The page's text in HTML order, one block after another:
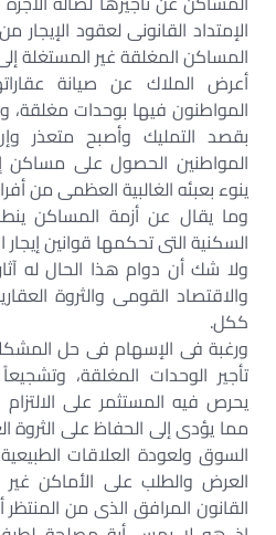
الإمتداد القانونى لعقود
المساكن المغلقة غير المستغلة
أعرض الملاك عن صيانة
المواطنون فيها بوحدات مغلقة،
بقصد التمليك وأصبح متعذر
المواطنين الحصول على مساكن
ينوء بعبئه الغالبية العظمى من
وما يقال عن أزمة المساكن
السكنية التى تحكمها قوانين
ولا شك أن دوام هذا الحال له
والاقتصاد القومى والثروة
ككل.
ورغبة فى الإسهام فى حل
تأجير الوحدات المغلقة،
يحرص فيه المستثمر على
مما يؤدى إلى الحفاظ على الثروة
السوق ولعودة العلاقات
العرض والطلب على الأماكن
القانون المرافق الذى من المنتظر